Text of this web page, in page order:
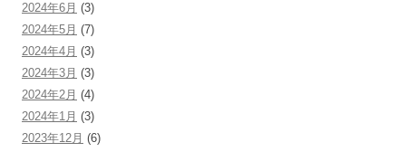
2024年6月 (3)
2024年5月 (7)
2024年4月 (3)
2024年3月 (3)
2024年2月 (4)
2024年1月 (3)
2023年12月 (6)